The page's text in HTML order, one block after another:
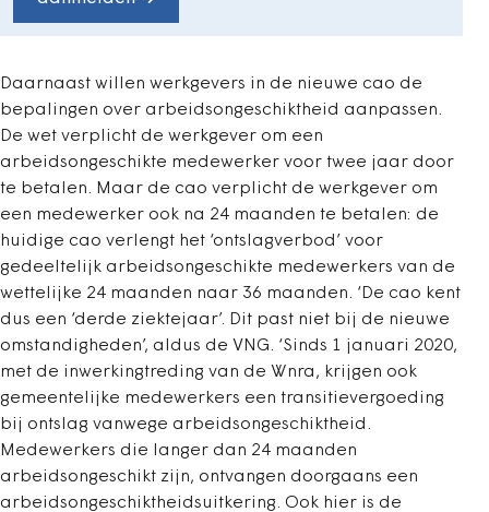
Daarnaast willen werkgevers in de nieuwe cao de
bepalingen over arbeidsongeschiktheid aanpassen.
De wet verplicht de werkgever om een
arbeidsongeschikte medewerker voor twee jaar door
te betalen. Maar de cao verplicht de werkgever om
een medewerker ook na 24 maanden te betalen: de
huidige cao verlengt het ‘ontslagverbod’ voor
gedeeltelijk arbeidsongeschikte medewerkers van de
wettelijke 24 maanden naar 36 maanden. ‘De cao kent
dus een ‘derde ziektejaar’. Dit past niet bij de nieuwe
omstandigheden’, aldus de VNG. ‘Sinds 1 januari 2020,
met de inwerkingtreding van de Wnra, krijgen ook
gemeentelijke medewerkers een transitievergoeding
bij ontslag vanwege arbeidsongeschiktheid.
Medewerkers die langer dan 24 maanden
arbeidsongeschikt zijn, ontvangen doorgaans een
arbeidsongeschiktheidsuitkering. Ook hier is de